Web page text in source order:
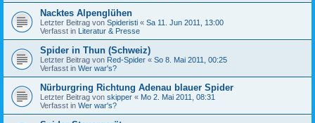
Nacktes Alpenglühen
Letzter Beitrag von Spideristi « Sa 11. Jun 2011, 13:00
Verfasst in Literatur & Presse
Spider in Thun (Schweiz)
Letzter Beitrag von Red-Spider « So 8. Mai 2011, 00:25
Verfasst in Wer war's?
Nürburgring Richtung Adenau blauer Spider
Letzter Beitrag von skipper « Mo 2. Mai 2011, 08:31
Verfasst in Wer war's?